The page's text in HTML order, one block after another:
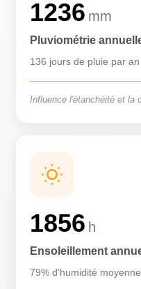
1236 mm
Pluviométrie
136 jours de pluie par an
Influence l'étanchéité et la
1856 h
Ensoleillement
79% d'humidité moyenne